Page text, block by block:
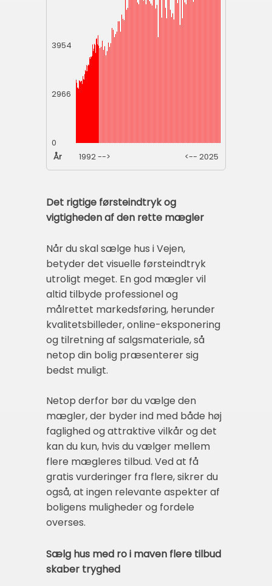
3954
2966
0
År
1992 --> <-- 2025
Det rigtige førsteindtryk og
vigtigheden af den rette mægler
Når du skal sælge hus i Vejen,
betyder det visuelle førsteindtryk
utroligt meget. En god mægler vil
altid tilbyde professionel og
målrettet markedsføring, herunder
kvalitetsbilleder, online-eksponering
og tilretning af salgsmateriale, så
netop din bolig præsenterer sig
bedst muligt.
Netop derfor bør du vælge den
mægler, der byder ind med både høj
faglighed og attraktive vilkår og det
kan du kun, hvis du vælger mellem
flere mægleres tilbud. Ved at få
gratis vurderinger fra flere, sikrer du
også, at ingen relevante aspekter af
boligens muligheder og fordele
overses.
Sælg hus med ro i maven flere tilbud
skaber tryghed